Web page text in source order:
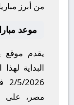
من أبرز
موعد
يقدم موقع
البداية
2/5/2026
مصر، على